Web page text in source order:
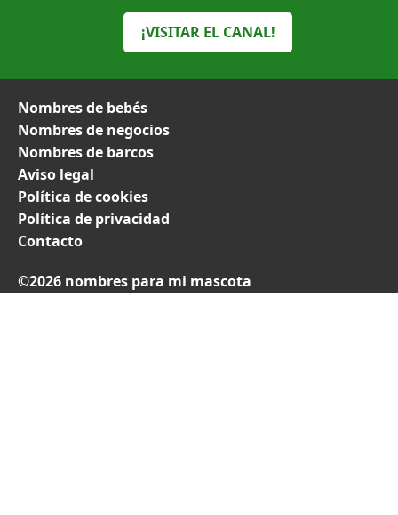
¡VISITAR EL CANAL!
Nombres de bebés
Nombres de negocios
Nombres de barcos
Aviso legal
Política de cookies
Política de privacidad
Contacto
©2026 nombres para mi mascota